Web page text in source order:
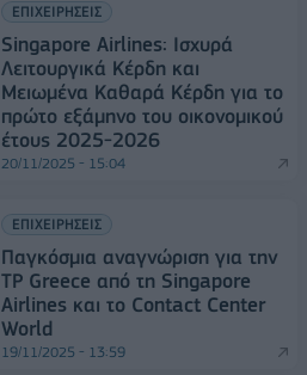
ΕΠΙΧΕΙΡΗΣΕΙΣ
Singapore Airlines: Ισχυρά
Λειτουργικά Κέρδη και
Μειωμένα Καθαρά Κέρδη για το
πρώτο εξάμηνο του οικονομικού
έτους 2025-2026
20/11/2025 - 15:04
ΕΠΙΧΕΙΡΗΣΕΙΣ
Παγκόσμια αναγνώριση για την
TP Greece από τη Singapore
Airlines και το Contact Center
World
19/11/2025 - 13:59